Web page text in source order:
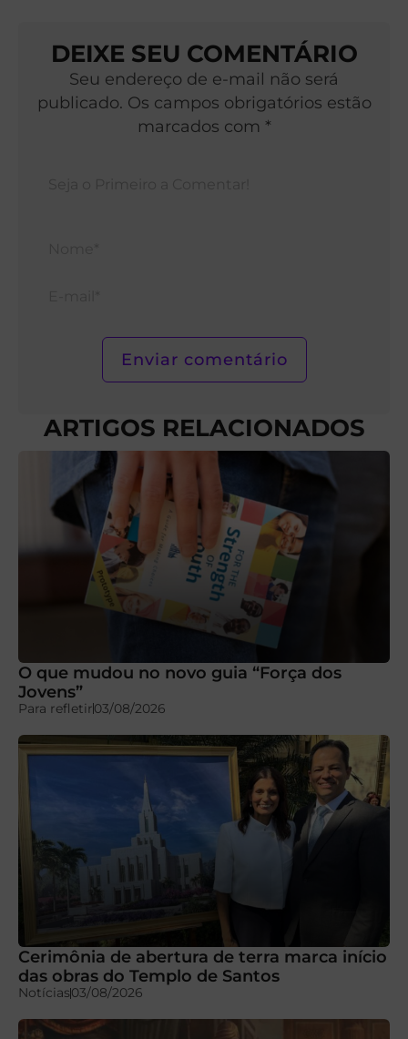
DEIXE SEU COMENTÁRIO
Seu endereço de e-mail não será
publicado. Os campos obrigatórios estão
marcados com *
ARTIGOS RELACIONADOS
O que mudou no novo guia “Força dos
Jovens”
Para refletir03/08/2026
Cerimônia de abertura de terra marca início
das obras do Templo de Santos
Notícias03/08/2026